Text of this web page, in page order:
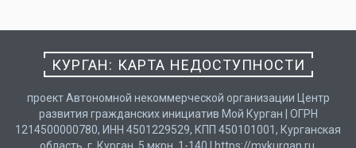
КУРГАН: КАРТА НЕДОСТУПНОСТИ
проект Автономной некоммерческой организации Центр
развития гражданских инициатив Мой Курган | ОГРН
1214500000780, ИНН 4501229529, КПП 450101001, Курганская
область, г. Курган, 5 мкрн, 1-140 | https://mykurgan.ru,